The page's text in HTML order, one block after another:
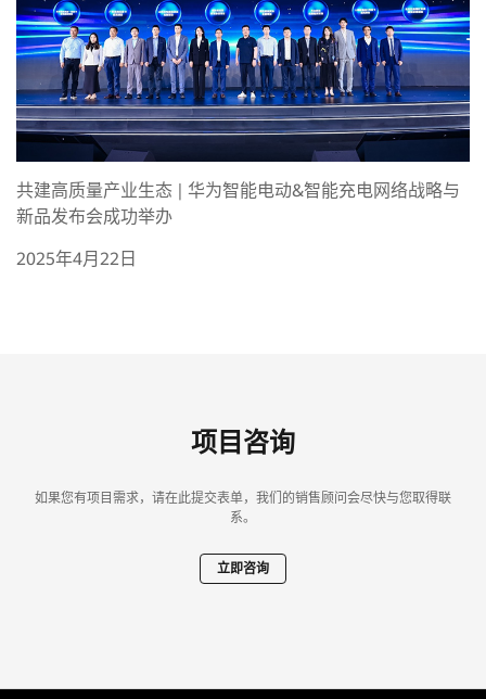
共建高质量产业生态 | 华为智能电动&智能充电网络战略与
新品发布会成功举办
2025年4月22日
项目咨询
如果您有项目需求，请在此提交表单，我们的销售顾问会尽快与您取得联
系。
立即咨询